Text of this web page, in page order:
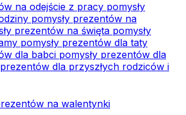
na odejście z pracy pomysły
pomysły prezentów na
prezentów na święta pomysły
pomysły prezentów dla taty
dla babci pomysły prezentów dla
prezentów dla przyszłych rodziców i
na walentynki